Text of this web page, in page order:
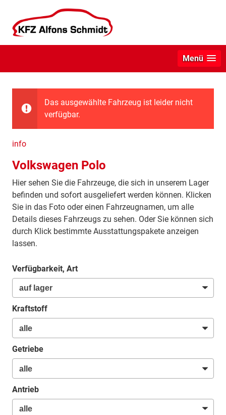
Menü
Das ausgewählte Fahrzeug ist leider nicht
verfügbar.
info
Volkswagen Polo
Hier sehen Sie die Fahrzeuge, die sich in unserem Lager
befinden und sofort ausgeliefert werden können. Klicken
Sie in das Foto oder einen Fahrzeugnamen, um alle
Details dieses Fahrzeugs zu sehen. Oder Sie können sich
durch Klick bestimmte Ausstattungspakete anzeigen
lassen.
Verfügbarkeit, Art
Kraftstoff
Getriebe
Antrieb